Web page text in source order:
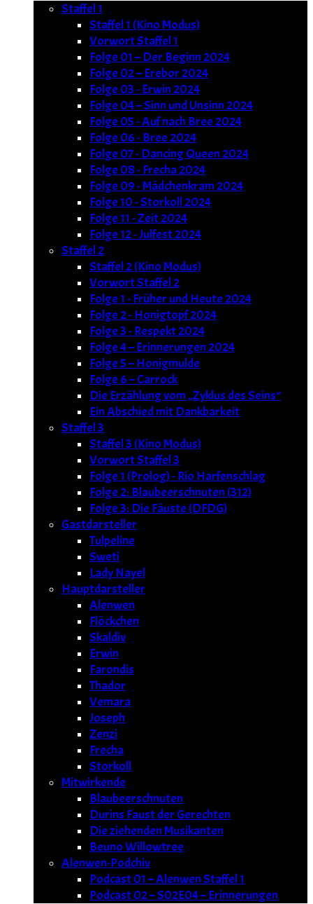
Staffel 1
Staffel 1 (Kino Modus)
Vorwort Staffel 1
Folge 01 – Der Beginn 2024
Folge 02 – Erebor 2024
Folge 03 - Erwin 2024
Folge 04 – Sinn und Unsinn 2024
Folge 05 - Auf nach Bree 2024
Folge 06 - Bree 2024
Folge 07 - Dancing Queen 2024
Folge 08 - Frecha 2024
Folge 09 - Mädchenkram 2024
Folge 10 - Storkoll 2024
Folge 11 - Zeit 2024
Folge 12 - Julfest 2024
Staffel 2
Staffel 2 (Kino Modus)
Vorwort Staffel 2
Folge 1 - Früher und Heute 2024
Folge 2 - Honigtopf 2024
Folge 3 - Respekt 2024
Folge 4 – Erinnerungen 2024
Folge 5 – Honigmulde
Folge 6 – Carrock
Die Erzählung vom „Zyklus des Seins“
Ein Abschied mit Dankbarkeit
Staffel 3
Staffel 3 (Kino Modus)
Vorwort Staffel 3
Folge 1 (Prolog) - Rio Harfenschlag
Folge 2: Blaubeerschnuten (312)
Folge 3: Die Fäuste (DFDG)
Gastdarsteller
Tulpeline
Sweti
Lady Nayel
Hauptdarsteller
Alenwen
Flöckchen
Skaldiv
Erwin
Farondis
Thador
Vemara
Joseph
Zenzi
Frecha
Storkoll
Mitwirkende
Blaubeerschnuten
Durins Faust der Gerechten
Die ziehenden Musikanten
Beuno Willowtree
Alenwen-Podchiv
Podcast 01 – Alenwen Staffel 1
Podcast 02 – S02E04 – Erinnerungen